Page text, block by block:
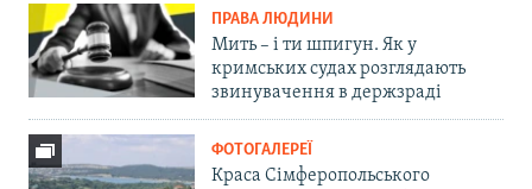
ПРАВА ЛЮДИНИ
Мить – і ти шпигун. Як у
кримських судах розглядають
звинувачення в держзраді
ФОТОГАЛЕРЕЇ
Краса Сімферопольського